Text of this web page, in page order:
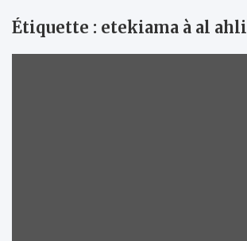
Étiquette : etekiama à al ahli